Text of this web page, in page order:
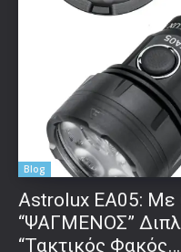
Blog
Astrolux ΕΑ05: Με
“ΨΑΓΜΕΝΟΣ”
“Τακτικός